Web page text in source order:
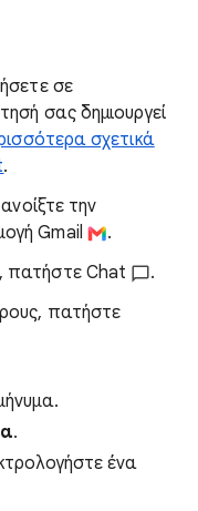
σε
σας δημιουργεί
σχετικά
.
την
Gmail
.
πατήστε Chat
.
πατήστε
.
ένα